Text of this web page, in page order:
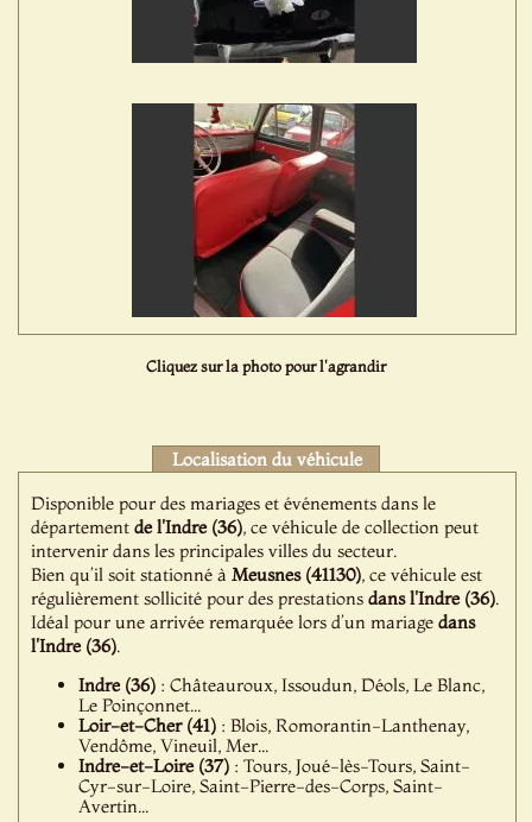
Cliquez sur la photo pour l'agrandir
Localisation du véhicule
Disponible pour des mariages et événements dans le
départementde l'Indre (36), ce véhicule de collection peut
intervenir dans les principales villes du secteur.
Bien qu’il soit stationné àMeusnes (41130), ce véhicule est
régulièrement sollicité pour des prestationsdans l'Indre (36).
Idéal pour une arrivée remarquée lors d’un mariagedans
l'Indre (36).
Indre (36) : Châteauroux, Issoudun, Déols, Le Blanc,
Le Poinçonnet...
Loir-et-Cher (41) : Blois, Romorantin-Lanthenay,
Vendôme, Vineuil, Mer...
Indre-et-Loire (37) : Tours, Joué-lès-Tours, Saint-
Cyr-sur-Loire, Saint-Pierre-des-Corps, Saint-
Avertin...